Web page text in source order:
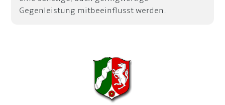
Gegenleistung mitbeeinflusst werden.